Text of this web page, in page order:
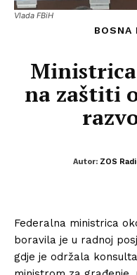
Vlada FBiH
BOSNA
Ministrica
na zaštiti
Autor: ZOS
Federalna ministrica
boravila je u radnoj
gdje je održala